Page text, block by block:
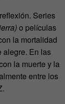
Series
o películas
la mortalidad
alegre. En las
la muerte y la
entre los